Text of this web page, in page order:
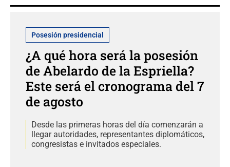
Posesión presidencial
¿A qué hora será la posesión
de Abelardo de la Espriella?
Este será el cronograma del 7
de agosto
Desde las primeras horas del día comenzarán a
llegar autoridades, representantes diplomáticos,
congresistas e invitados especiales.